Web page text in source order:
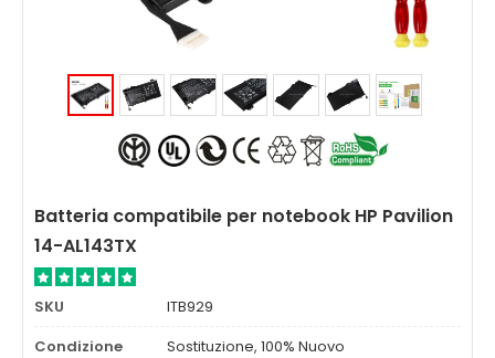
Batteria compatibile per notebook HP Pavilion
14-AL143TX
SKU
ITB929
Condizione
Sostituzione, 100% Nuovo